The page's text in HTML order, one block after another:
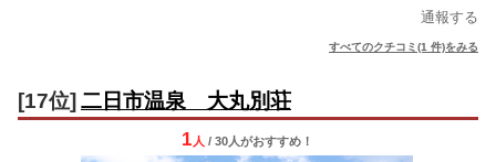
通報する
すべてのクチコミ(1 件)をみる
[17位] 二日市温泉 大丸別荘
1 人 / 30人がおすすめ！